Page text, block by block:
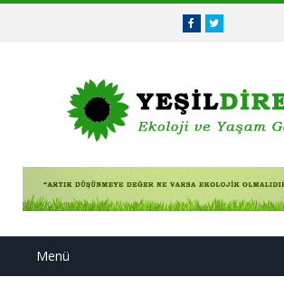
FacebookTwitter
Menü